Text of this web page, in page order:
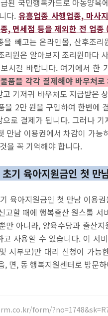
된 국민행복카드로 아동양
다.유흥업종 사행업종, 마사
, 면세점 등을 제외한 전 업
을 빼고는 온라인몰, 산후조
리원은 알아보지 조리원마다
시길 바랍니다. 여기에서 한
품을 각각 결제해야 바우처로
고 기저귀 바우처도 지급받은
을 2만 원을 구입하여 한번에
로 결제가 됩니다. 그러나
만남 이용권에서 차감이 가
을 꼭 기억해야 합니다.
기 육아지원금인 첫 만
육아지원금인 첫 만남 이용
고할 때에 행복출산 원스톱
만 아니라, 양육수당과 출산
고 사용할 수 있습니다. 이 서
시부모)만 대리 신청이 가능
, 면, 동 행복지원센터로 방문
form/